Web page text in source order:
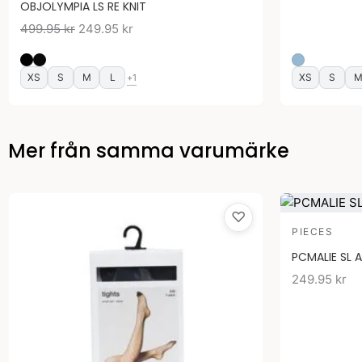
OBJOLYMPIA LS RE KNIT
499.95kr 249.95 kr
XS S M L +1 XS S M
Mer från samma varumärke
♡
PIECES
PCMALIE SL
249.95 kr